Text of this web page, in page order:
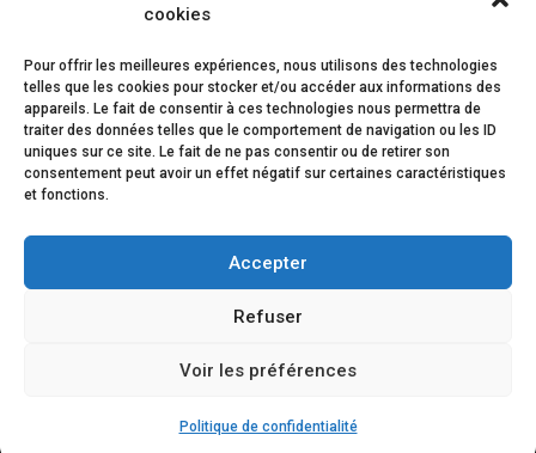
cookies
Pour offrir les meilleures expériences, nous utilisons des technologies
telles que les cookies pour stocker et/ou accéder aux informations des
appareils. Le fait de consentir à ces technologies nous permettra de
traiter des données telles que le comportement de navigation ou les ID
uniques sur ce site. Le fait de ne pas consentir ou de retirer son
consentement peut avoir un effet négatif sur certaines caractéristiques
et fonctions.
Accepter
Refuser
Voir les préférences
Politique de confidentialité
• Politique de confidentialité
Lanceurs d’alerte
© 2026 BRL Exploitation